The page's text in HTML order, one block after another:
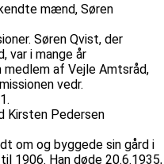
mænd, Søren
Søren Qvist, der
var i mange år
medlem af Vejle Amtsråd,
vedr.
Kirsten Pedersen
om og byggede sin gård i
1906. Han døde 20.6.1935,